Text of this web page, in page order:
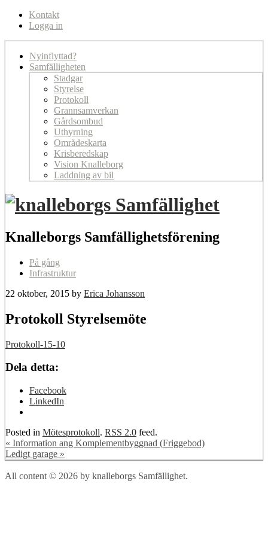
Kontakt
Logga in
Nyinflyttad?
Samfälligheten
Stadgar
Styrelse
Protokoll
Grannsamverkan
Gårdsombud
Uthyrning
Områdeskarta
Krisberedskap
Vision Knalleborg
Laddning av bil
Knalleborgs Samfällighetsförening
På gång
Infrastruktur
22 oktober, 2015 by Erica Johansson
Protokoll Styrelsemöte
Protokoll-15-10
Dela detta:
Facebook
LinkedIn
Posted in Mötesprotokoll. RSS 2.0 feed.
« Information ang Komplementbyggnad (Friggebod)
Ledigt garage »
All content © 2026 by knalleborgs Samfällighet.